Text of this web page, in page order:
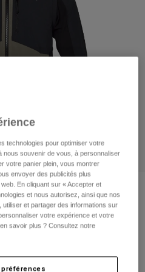
Softshell
technologies pour optimiser votre
nous souvenir de vous, à personnaliser
votre panier plein, vous montrer
envoyer des publicités plus
En cliquant sur « Accepter et
et nous autorisez, ainsi que nos
et partager des informations sur
votre expérience et votre
savoir plus ? Consultez notre